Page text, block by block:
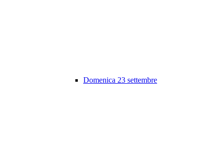
Domenica 23 settembre